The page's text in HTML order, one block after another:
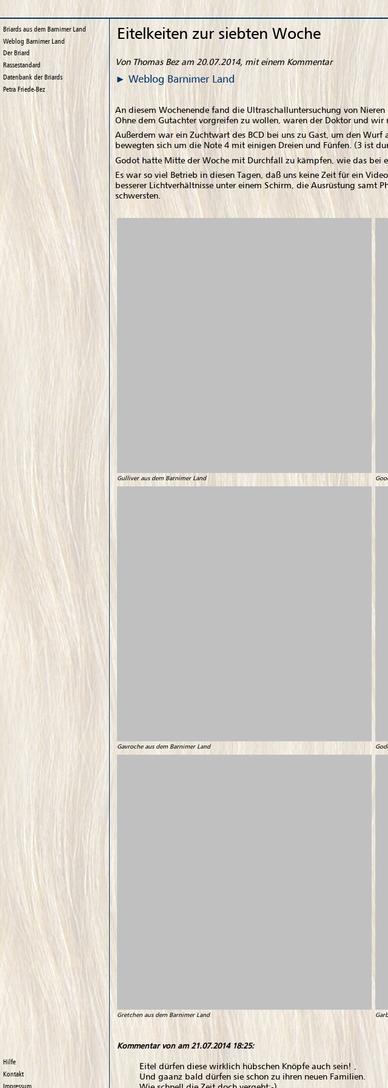
Briards aus dem Barnimer Land
Weblog Barnimer Land
Der Briard
Rassestandard
Datenbank der Briards
Petra Friede-Bez
Hilfe
Kontakt
Impressum
Eitelkeiten zur siebten Woche
Von Thomas Bez am 20.07.2014, mit einem Kommentar
Weblog Barnimer Land
An diesem Wochenende fand die Ultraschalluntersuchung von
Ohne dem Gutachter vorgreifen zu wollen, waren der Doktor und
Außerdem war ein Zuchtwart des BCD bei uns zu Gast, um den
bewegten sich um die Note 4 mit einigen Dreien und Fünfen. (3 ist
Godot hatte Mitte der Woche mit Durchfall zu kämpfen, wie das bei
Es war so viel Betrieb in diesen Tagen, daß uns keine Zeit für ein
besserer Lichtverhältnisse unter einem Schirm, die Ausrüstung samt
schwersten.
Gulliver aus dem Barnimer Land
Gavroche aus dem Barnimer Land
Gretchen aus dem Barnimer Land
Kommentar von am 21.07.2014 18:25:
Eitel dürfen diese wirklich hübschen Knöpfe auch sein! ,
Und gaanz bald dürfen sie schon zu ihren neuen Familien.